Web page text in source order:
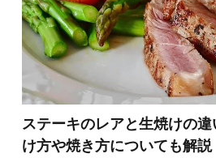
ステーキのレアと生焼けの
け方や焼き方についても解説